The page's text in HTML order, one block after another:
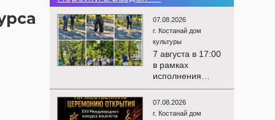
07.08.2026
г. Костанай дом
культуры
7 августа в 17:00
в рамках
исполнения
показателей КРІ в
соответствии с
утверждённым
07.08.2026
г. Костанай дом